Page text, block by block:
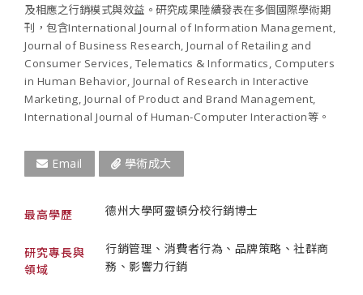
及相應之行銷模式與效益。研究成果陸續發表在多個國際學術期
刊，包含International Journal of Information Management,
Journal of Business Research, Journal of Retailing and
Consumer Services, Telematics & Informatics, Computers
in Human Behavior, Journal of Research in Interactive
Marketing, Journal of Product and Brand Management,
International Journal of Human-Computer Interaction等。
Email 學術成大
最高學歷 德州大學阿靈頓分校行銷博士
研究專長與
領域
行銷管理、消費者行為、品牌策略、社群商
務、影響力行銷